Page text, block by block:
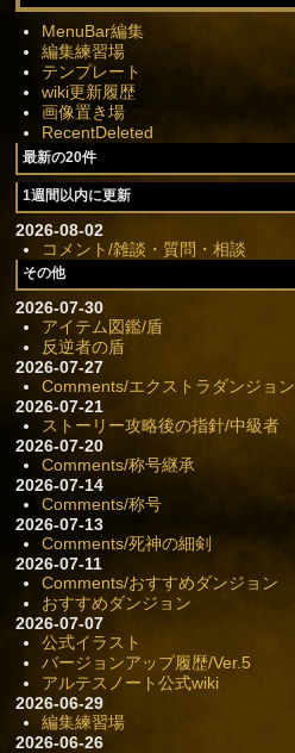
MenuBar編集
編集練習場
テンプレート
wiki更新履歴
画像置き場
RecentDeleted
最新の20件
1週間以内に更新
2026-08-02
コメント/雑談・質問・相談
その他
2026-07-30
アイテム図鑑/盾
反逆者の盾
2026-07-27
Comments/エクストラダンジョン
2026-07-21
ストーリー攻略後の指針/中級者
2026-07-20
Comments/称号継承
2026-07-14
Comments/称号
2026-07-13
Comments/死神の細剣
2026-07-11
Comments/おすすめダンジョン
おすすめダンジョン
2026-07-07
公式イラスト
バージョンアップ履歴/Ver.5
アルテスノート公式wiki
2026-06-29
編集練習場
2026-06-26